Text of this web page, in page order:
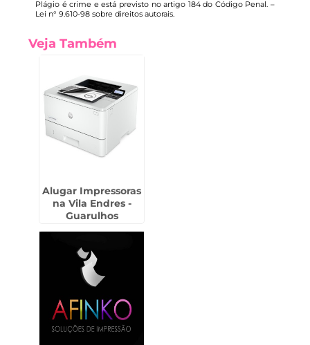
Plágio é crime e está previsto no artigo 184 do Código Penal. –
Lei n° 9.610-98 sobre direitos autorais.
Veja Também
Alugar Impressoras
na Vila Endres -
Guarulhos